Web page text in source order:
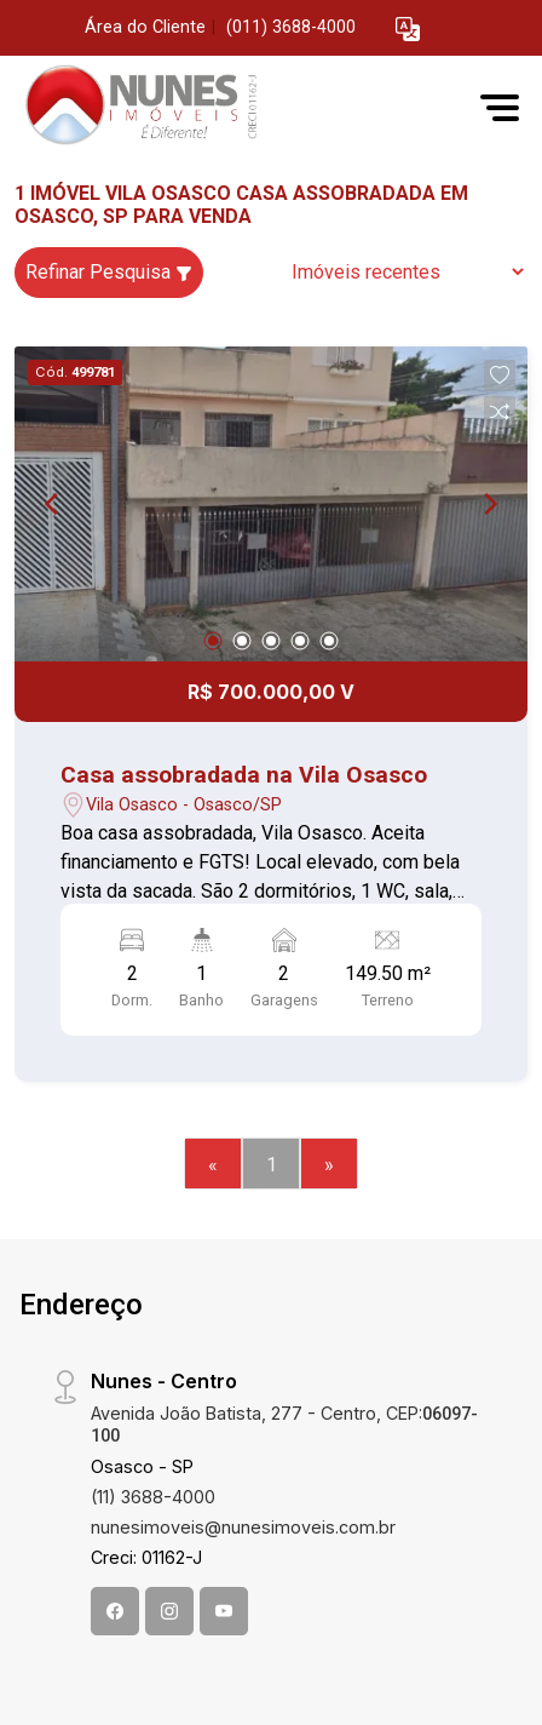
Área do Cliente (011) 3688-4000
1 IMÓVEL VILA OSASCO CASA ASSOBRADADA EM
OSASCO, SP PARA VENDA
Refinar Pesquisa
Cód. 499781
R$ 700.000,00 V
Casa assobradada na Vila Osasco
Vila Osasco - Osasco/SP
Boa casa assobradada, Vila Osasco. Aceita
financiamento e FGTS! Local elevado, com bela
vista da sacada. São 2 dormitórios, 1 WC, sala,
garagem. Estuda permuta por casa ou
apartamento em Carapicuíba.
2
Dorm.
1
Banho
2
Garagens
149.50 m²
Terreno
« 1 »
Endereço
Nunes - Centro
Avenida João Batista, 277 - Centro, CEP:06097-
100
Osasco - SP
(11) 3688-4000
nunesimoveis@nunesimoveis.com.br
Creci: 01162-J